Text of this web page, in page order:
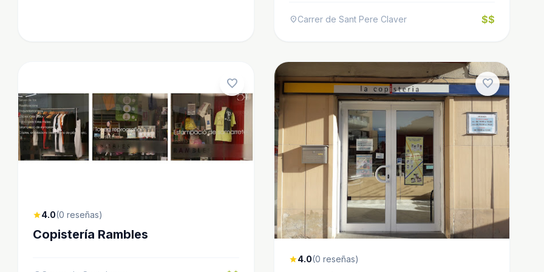
location_onCarrer de Sant Pere Claver $$
favorite
star4.0(0 reseñas)
Copistería Rambles
favorite
star4.0(0 reseñas)